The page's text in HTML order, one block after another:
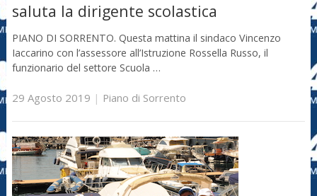
saluta la dirigente scolastica
PIANO DI SORRENTO. Questa mattina il sindaco Vincenzo
Iaccarino con l’assessore all’Istruzione Rossella Russo, il
funzionario del settore Scuola …
29 Agosto 2019 | Piano di Sorrento